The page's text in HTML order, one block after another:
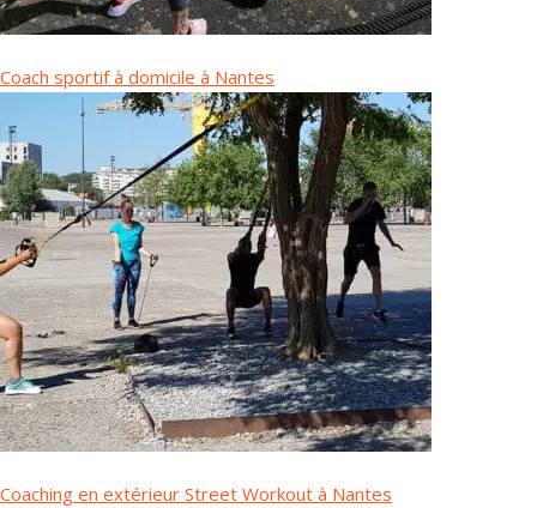
Coach sportif à domicile à Nantes
Coaching en extérieur Street Workout à Nantes